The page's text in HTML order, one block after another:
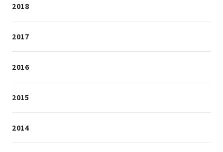
2018
2017
2016
2015
2014